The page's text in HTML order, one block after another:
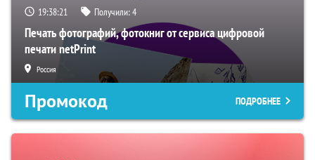
19:38:21 Получили:4
Печать фотографий, фотокниг от сервиса цифровой
печати netPrint
Россия
Промокод ПОДРОБНЕЕ